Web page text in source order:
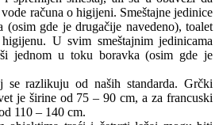
računa o higijeni. Smeštajne jedinice
(osim gde je drugačije navedeno), toalet
U svim smeštajnim jedinicama
jednom u toku boravka (osim gde je
razlikuju od naših standarda. Grčki
je širine od 75 – 90 cm, a za francuski
110 – 140 cm.